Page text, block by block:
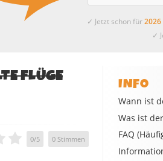
✓ Jetzt schon für2026
✓
FLÜGE
0/5 0Stimmen
INFO
Wann ist
Was ist
FAQ